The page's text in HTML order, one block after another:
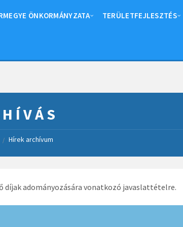
ÖNKORMÁNYZATA TERÜLETFEJLESZTÉS
Í V Á S
/ Hírek archívum
díjak adományozására vonatkozó javaslattételre.